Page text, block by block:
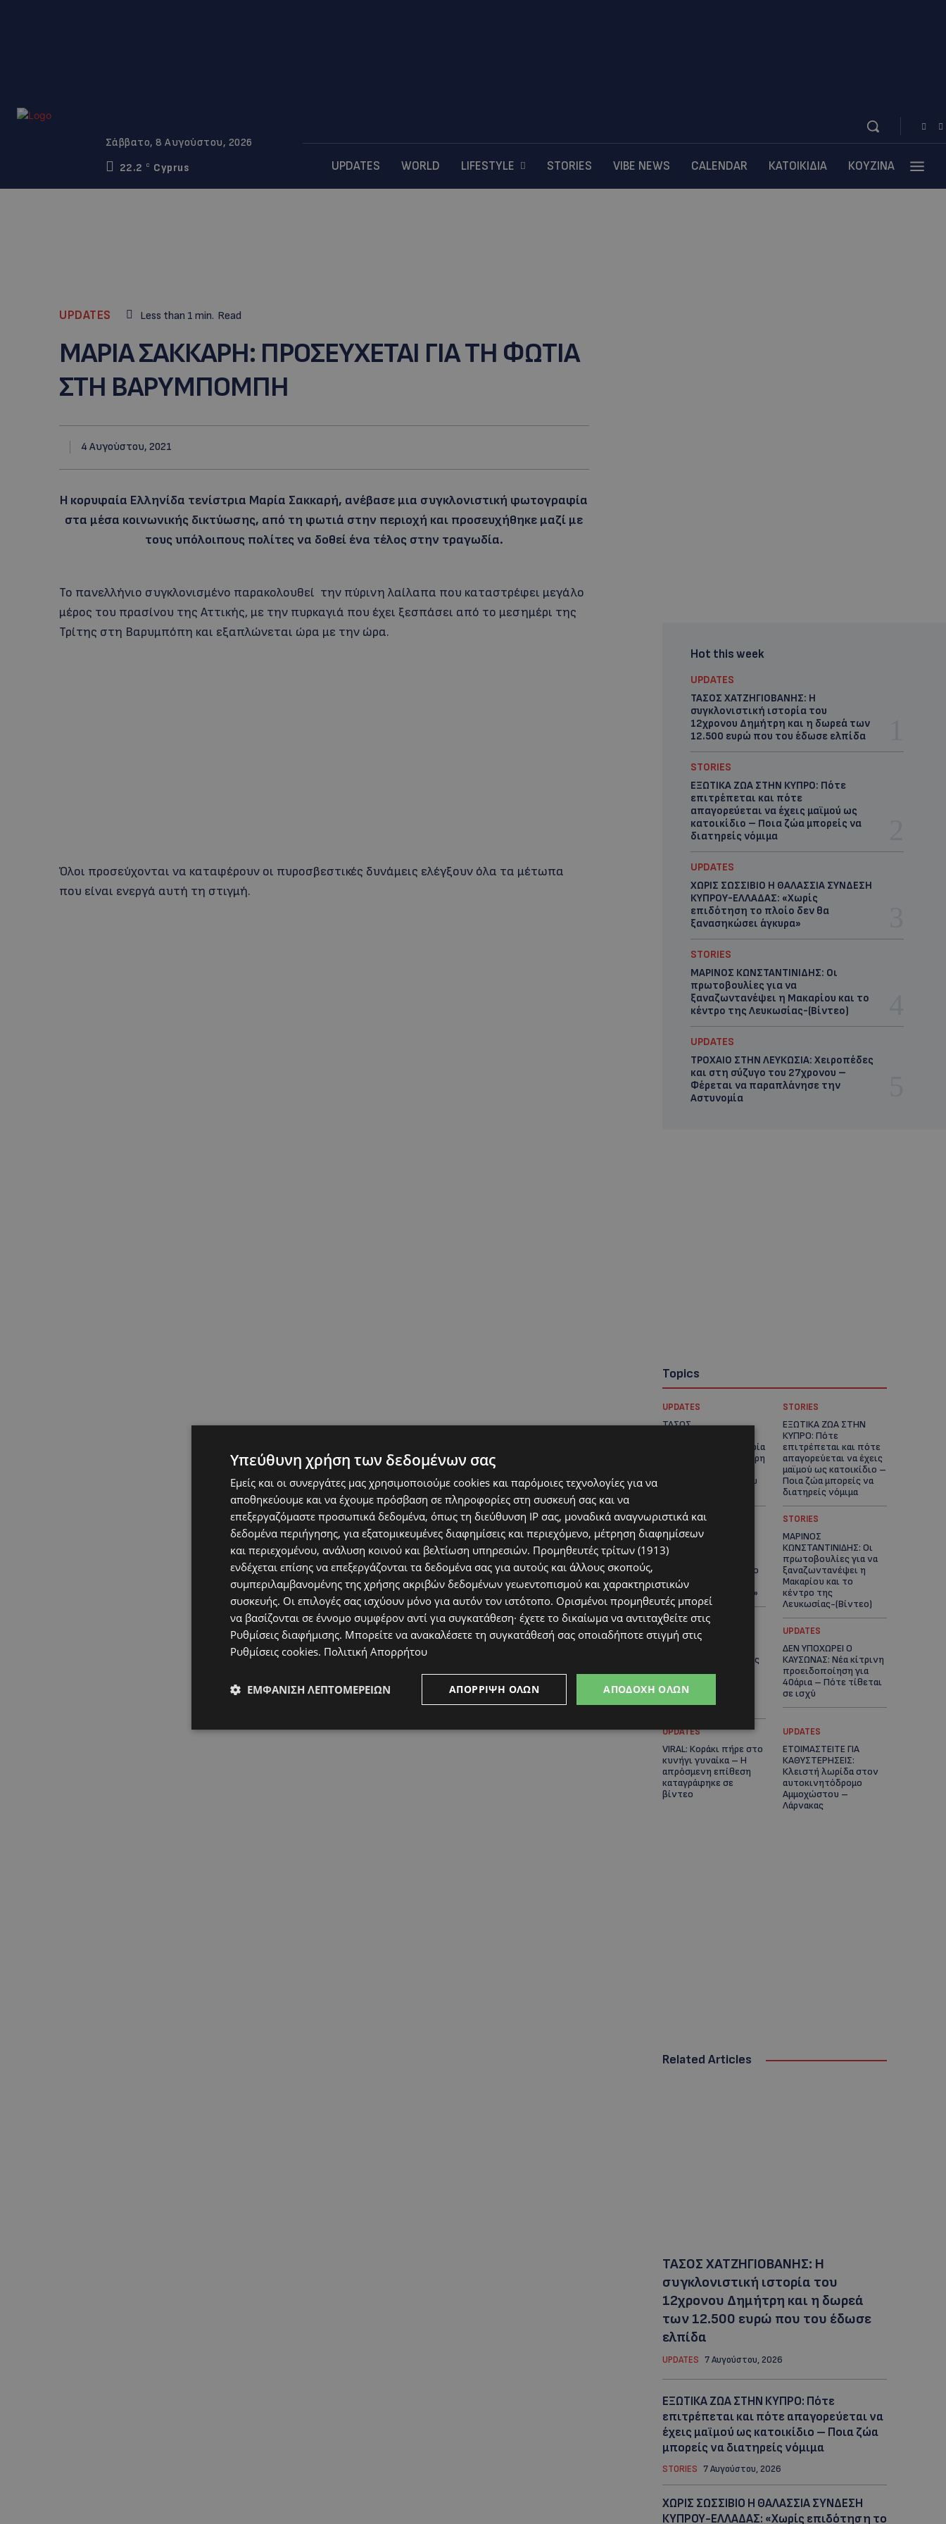
Σάββατο, 8 Αυγούστου, 2026
22.2
C Cyprus UPDATES WORLD LIFESTYLE STORIES VIBE NEWS CALENDAR ΚΑΤΟΙΚΙΔΙΑ ΚΟΥΖΙΝΑ
UPDATES Less than 1 min. Read
ΜΑΡΙΑ ΣΑΚΚΑΡΗ: ΠΡΟΣΕΥΧΕΤΑΙ ΓΙΑ ΤΗ ΦΩΤΙΑ
ΣΤΗ ΒΑΡΥΜΠΟΜΠΗ
4 Αυγούστου, 2021
Η κορυφαία Ελληνίδα τενίστρια Μαρία Σακκαρή, ανέβασε μια συγκλονιστική φωτογραφία
στα μέσα κοινωνικής δικτύωσης, από τη φωτιά στην περιοχή και προσευχήθηκε μαζί με
τους υπόλοιπους πολίτες να δοθεί ένα τέλος στην τραγωδία.
Το πανελλήνιο συγκλονισμένο παρακολουθεί την πύρινη λαίλαπα που καταστρέφει μεγάλο
μέρος του πρασίνου της Αττικής, με την πυρκαγιά που έχει ξεσπάσει από το μεσημέρι της
Τρίτης στη Βαρυμπόπη και εξαπλώνεται ώρα με την ώρα.
Όλοι προσεύχονται να καταφέρουν οι πυροσβεστικές δυνάμεις ελέγξουν όλα τα μέτωπα
που είναι ενεργά αυτή τη στιγμή.
Hot this week
UPDATES
ΤΑΣΟΣ ΧΑΤΖΗΓΙΟΒΑΝΗΣ: Η
συγκλονιστική ιστορία του
12χρονου Δημήτρη και η δωρεά των
12.500 ευρώ που του έδωσε ελπίδα
STORIES
ΕΞΩΤΙΚΑ ΖΩΑ ΣΤΗΝ ΚΥΠΡΟ: Πότε
επιτρέπεται και πότε
απαγορεύεται να έχεις μαϊμού ως
κατοικίδιο – Ποια ζώα μπορείς να
διατηρείς νόμιμα
UPDATES
ΧΩΡΙΣ ΣΩΣΣΙΒΙΟ Η ΘΑΛΑΣΣΙΑ ΣΥΝΔΕΣΗ
ΚΥΠΡΟΥ-ΕΛΛΑΔΑΣ: «Χωρίς
επιδότηση το πλοίο δεν θα
ξανασηκώσει άγκυρα»
STORIES
ΜΑΡΙΝΟΣ ΚΩΝΣΤΑΝΤΙΝΙΔΗΣ: Οι
πρωτοβουλίες για να
ξαναζωντανέψει η Μακαρίου και το
κέντρο της Λευκωσίας-(Βίντεο)
UPDATES
ΤΡΟΧΑΙΟ ΣΤΗΝ ΛΕΥΚΩΣΙΑ: Χειροπέδες
και στη σύζυγο του 27χρονου –
Φέρεται να παραπλάνησε την
Αστυνομία
Topics
UPDATES
ΤΑΣΟΣ
συγκλονιστική ιστορία
του 12χρονου Δημήτρη
12.500 ευρώ που του
STORIES
ΕΞΩΤΙΚΑ ΖΩΑ ΣΤΗΝ
ΚΥΠΡΟ: Πότε
επιτρέπεται και πότε
απαγορεύεται να έχεις
μαϊμού ως κατοικίδιο –
Ποια ζώα μπορείς να
διατηρείς νόμιμα
UPDATES
ΧΩΡΙΣ ΣΩΣΣΙΒΙΟ Η
ΘΑΛΑΣΣΙΑ ΣΥΝΔΕΣΗ
ΚΥΠΡΟΥ-ΕΛΛΑΔΑΣ:
«Χωρίς επιδότηση το
πλοίο δεν θα
ξανασηκώσει άγκυρα»
STORIES
ΜΑΡΙΝΟΣ
ΚΩΝΣΤΑΝΤΙΝΙΔΗΣ: Οι
πρωτοβουλίες για να
ξαναζωντανέψει η
Μακαρίου και το
κέντρο της
Λευκωσίας-(Βίντεο)
UPDATES
ΛΕΥΚΩΣΙΑ: Χειροπέδες
να παραπλάνησε την
Αστυνομία
UPDATES
ΔΕΝ ΥΠΟΧΩΡΕΙ Ο
ΚΑΥΣΩΝΑΣ: Νέα κίτρινη
προειδοποίηση για
40άρια – Πότε τίθεται
σε ισχύ
UPDATES
VIRAL: Κοράκι πήρε στο
κυνήγι γυναίκα – Η
απρόσμενη επίθεση
καταγράφηκε σε
βίντεο
UPDATES
ΕΤΟΙΜΑΣΤΕΙΤΕ ΓΙΑ
ΚΑΘΥΣΤΕΡΗΣΕΙΣ:
Κλειστή λωρίδα στον
αυτοκινητόδρομο
Αμμοχώστου –
Λάρνακας
Related Articles
ΤΑΣΟΣ ΧΑΤΖΗΓΙΟΒΑΝΗΣ: Η
συγκλονιστική ιστορία του
12χρονου Δημήτρη και η δωρεά
των 12.500 ευρώ που του έδωσε
ελπίδα
UPDATES 7 Αυγούστου, 2026
ΕΞΩΤΙΚΑ ΖΩΑ ΣΤΗΝ ΚΥΠΡΟ: Πότε
επιτρέπεται και πότε απαγορεύεται να
έχεις μαϊμού ως κατοικίδιο – Ποια ζώα
μπορείς να διατηρείς νόμιμα
STORIES 7 Αυγούστου, 2026
ΧΩΡΙΣ ΣΩΣΣΙΒΙΟ Η ΘΑΛΑΣΣΙΑ ΣΥΝΔΕΣΗ
ΚΥΠΡΟΥ-ΕΛΛΑΔΑΣ: «Χωρίς επιδότηση το
Υπεύθυνη χρήση των δεδομένων σας
Εμείς και οι συνεργάτες μας χρησιμοποιούμε cookies και παρόμοιες τεχνολογίες για να
αποθηκεύουμε και να έχουμε πρόσβαση σε πληροφορίες στη συσκευή σας και να
επεξεργαζόμαστε προσωπικά δεδομένα, όπως τη διεύθυνση IP σας, μοναδικά αναγνωριστικά και
δεδομένα περιήγησης, για εξατομικευμένες διαφημίσεις και περιεχόμενο, μέτρηση διαφημίσεων
και περιεχομένου, ανάλυση κοινού και βελτίωση υπηρεσιών. Προμηθευτές τρίτων (1913)
ενδέχεται επίσης να επεξεργάζονται τα δεδομένα σας για αυτούς και άλλους σκοπούς,
συμπεριλαμβανομένης της χρήσης ακριβών δεδομένων γεωεντοπισμού και χαρακτηριστικών
συσκευής. Οι επιλογές σας ισχύουν μόνο για αυτόν τον ιστότοπο. Ορισμένοι προμηθευτές μπορεί
να βασίζονται σε έννομο συμφέρον αντί για συγκατάθεση· έχετε το δικαίωμα να αντιταχθείτε στις
Ρυθμίσεις διαφήμισης. Μπορείτε να ανακαλέσετε τη συγκατάθεσή σας οποιαδήποτε στιγμή στις
Ρυθμίσεις cookies. Πολιτική Απορρήτου
ΑΠΟΔΟΧΉ ΌΛΩΝ
ΑΠΌΡΡΙΨΗ ΌΛΩΝ
ΕΜΦΆΝΙΣΗ ΛΕΠΤΟΜΕΡΕΙΏΝ